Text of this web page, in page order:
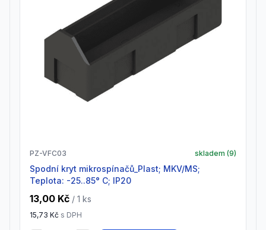
PZ-VFC03 skladem (9)
Spodní kryt mikrospínačů_Plast; MKV/MS;
Teplota: -25..85° C; IP20
13,00 Kč / 1 ks
15,73 Kč s DPH